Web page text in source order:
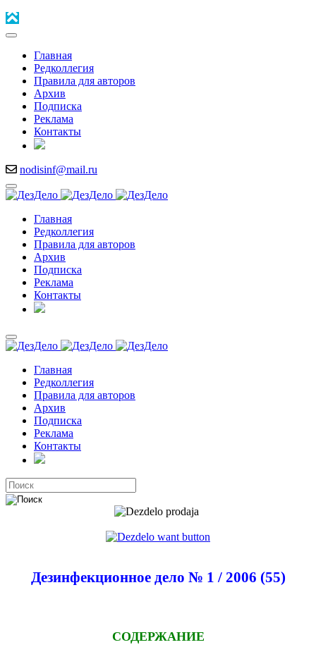
Главная
Редколлегия
Правила для авторов
Архив
Подписка
Реклама
Контакты
nodisinf@mail.ru
Главная
Редколлегия
Правила для авторов
Архив
Подписка
Реклама
Контакты
Главная
Редколлегия
Правила для авторов
Архив
Подписка
Реклама
Контакты
Дезинфекционное дело № 1 / 2006 (55)
СОДЕРЖАНИЕ